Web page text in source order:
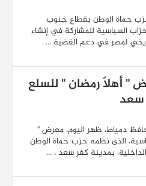
حماة الوطن بقطاع جنوب
السياسية للمشاركة في إنشاء
لمصر في دعم القضية ...
" أهلاً رمضان " للسلع
سعد
دمياط، ظهر اليوم، معرض "
الذى نظمه حزب حماة الوطن
بمدينة كفر سعد ، ...